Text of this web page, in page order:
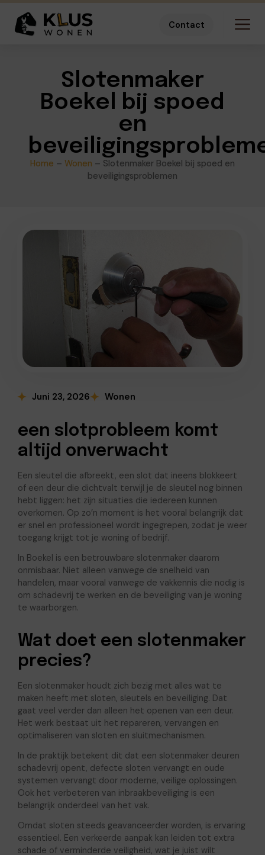
Contact
Slotenmaker
Boekel bij spoed
en
Home – Wonen – Slotenmaker Boekel bij spoed en
beveiligingsproblemen
Juni 23, 2026 Wonen
een slotprobleem komt
altijd onverwacht
Een sleutel die afbreekt, een slot dat ineens blokkeert
of een deur die dichtvalt terwijl je de sleutel nog binnen
hebt liggen: het zijn situaties die iedereen kunnen
overkomen. Op zo’n moment is het vooral belangrijk dat
er snel en professioneel wordt ingegrepen, zodat je weer
toegang krijgt tot je woning of bedrijf.
In Boekel is een betrouwbare slotenmaker daarom
onmisbaar. Niet alleen vanwege de snelheid van
handelen, maar vooral vanwege de vakkennis die nodig is
om schadevrij te werken en de beveiliging van je woning
te waarborgen.
Wat doet een slotenmaker
precies?
Een slotenmaker houdt zich bezig met alles wat te
maken heeft met sloten, sleutels en beveiliging. Dat
gaat veel verder dan alleen het openen van een deur.
Het werk bestaat uit het repareren, vervangen en
optimaliseren van sloten en sluitmechanismen.
In de praktijk betekent dit dat een slotenmaker deuren
schadevrij opent, defecte sloten vervangt en oude
systemen vervangt door moderne, veilige oplossingen.
Ook het verbeteren van inbraakbeveiliging is een
belangrijk onderdeel van het vak.
Omdat sloten steeds geavanceerder worden, is ervaring
essentieel. Een verkeerde aanpak kan leiden tot extra
schade of verminderde veiligheid, wat je juist wilt